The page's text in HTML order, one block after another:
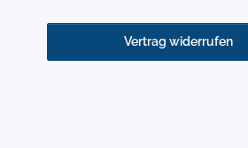
Vertrag widerrufen